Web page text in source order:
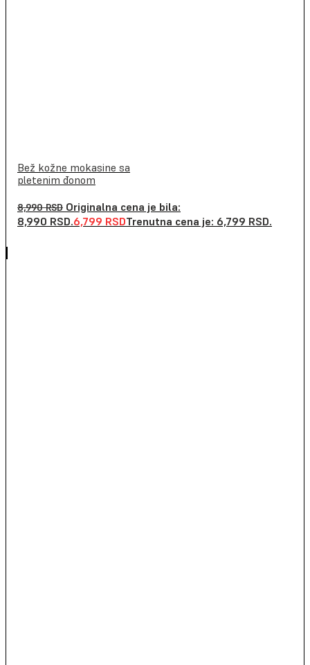
Bež kožne mokasine sa
pletenim đonom
8,990RSD Originalna cena je bila:
8,990 RSD.6,799 RSDTrenutna cena je: 6,799 RSD.